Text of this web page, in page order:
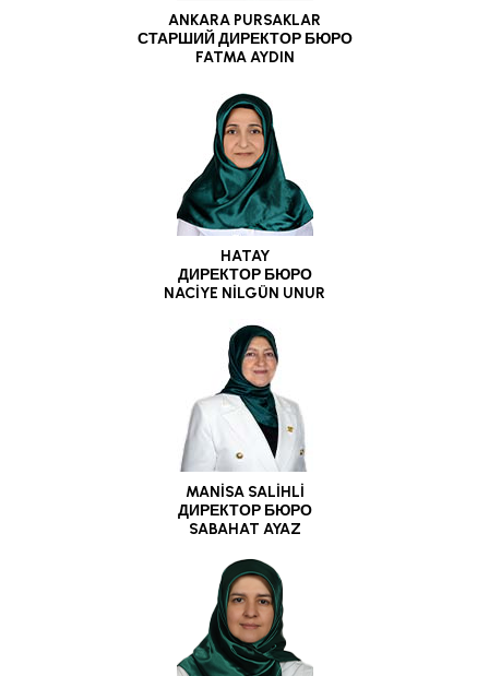
ANKARA PURSAKLAR
СТАРШИЙ ДИРЕКТОР БЮРО
FATMA AYDIN
HATAY
ДИРЕКТОР БЮРО
NACİYE NİLGÜN UNUR
MANİSA SALİHLİ
ДИРЕКТОР БЮРО
SABAHAT AYAZ